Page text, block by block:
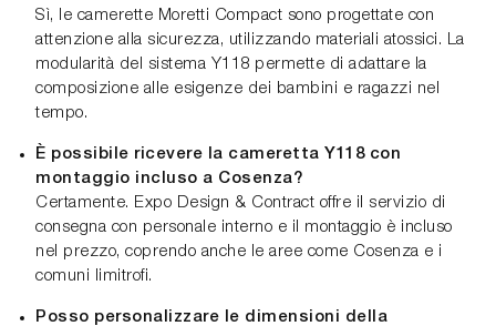
Sì, le camerette Moretti Compact sono progettate con
attenzione alla sicurezza, utilizzando materiali atossici. La
modularità del sistema Y118 permette di adattare la
composizione alle esigenze dei bambini e ragazzi nel
tempo.
È possibile ricevere la cameretta Y118 con
montaggio incluso a Cosenza?
Certamente. Expo Design & Contract offre il servizio di
consegna con personale interno e il montaggio è incluso
nel prezzo, coprendo anche le aree come Cosenza e i
comuni limitrofi.
Posso personalizzare le dimensioni della